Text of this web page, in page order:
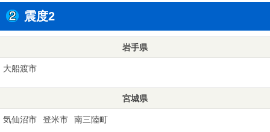
震度2
岩手県
大船渡市
宮城県
気仙沼市 登米市 南三陸町